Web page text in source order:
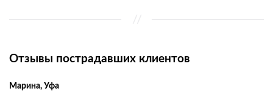
Отзывы пострадавших клиентов
Марина, Уфа